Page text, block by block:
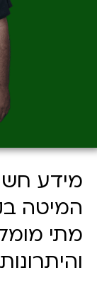
מידע
המיטה
מתי